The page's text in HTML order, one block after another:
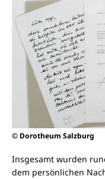
© Dorotheum Salzburg
Insgesamt wurden
dem persönlichen